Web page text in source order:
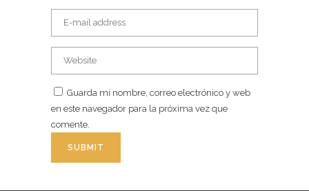
Guarda mi nombre, correo electrónico y web
en este navegador para la próxima vez que
comente.